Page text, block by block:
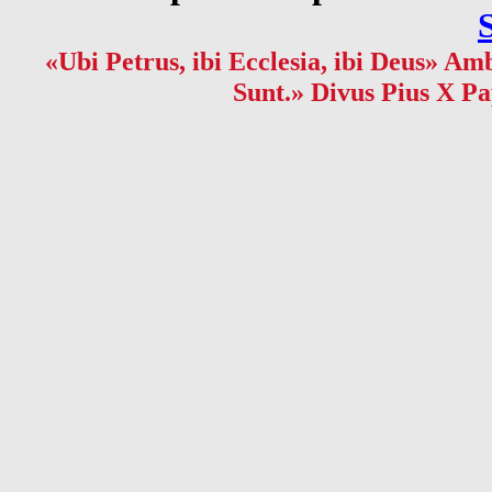
«Ubi Petrus, ibi Ecclesia, ibi Deus»
Sunt.» Divus Pius X